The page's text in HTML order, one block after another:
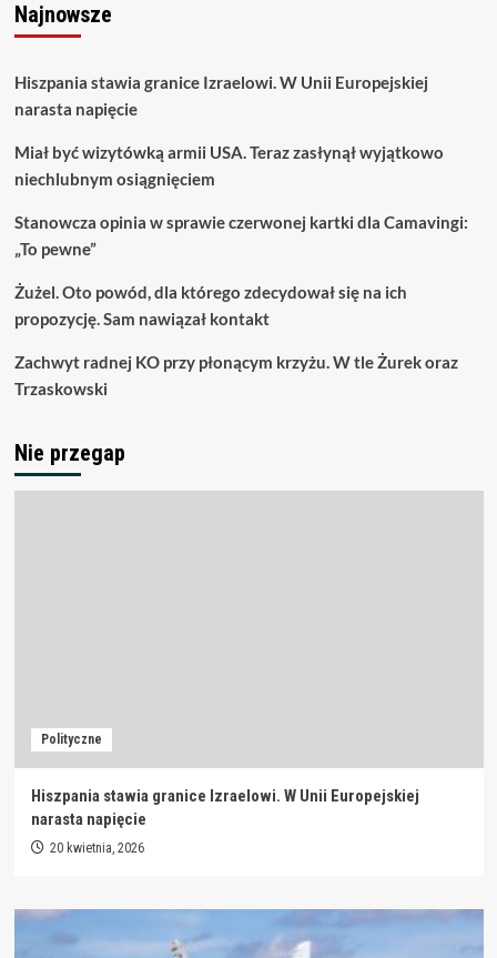
Najnowsze
Hiszpania stawia granice Izraelowi. W Unii Europejskiej
narasta napięcie
Miał być wizytówką armii USA. Teraz zasłynął wyjątkowo
niechlubnym osiągnięciem
Stanowcza opinia w sprawie czerwonej kartki dla Camavingi:
„To pewne”
Żużel. Oto powód, dla którego zdecydował się na ich
propozycję. Sam nawiązał kontakt
Zachwyt radnej KO przy płonącym krzyżu. W tle Żurek oraz
Trzaskowski
Nie przegap
Polityczne
Hiszpania stawia granice Izraelowi. W Unii Europejskiej
narasta napięcie
20 kwietnia, 2026